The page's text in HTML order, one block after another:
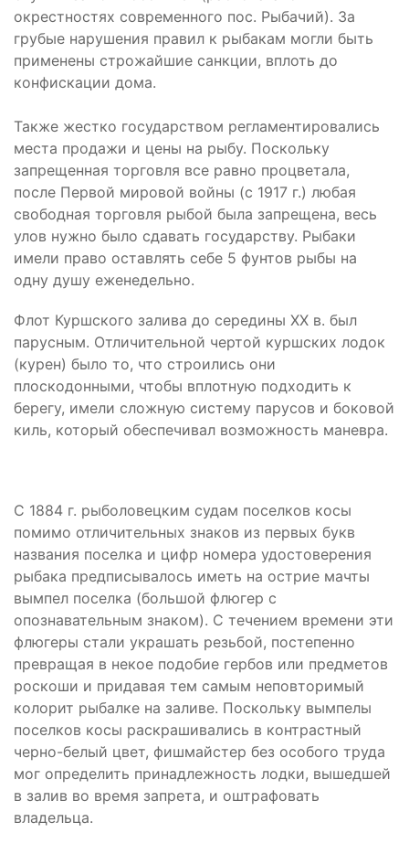
окрестностях современного пос. Рыбачий). За
грубые нарушения правил к рыбакам могли быть
применены строжайшие санкции, вплоть до
конфискации дома.
Также жестко государством регламентировались
места продажи и цены на рыбу. Поскольку
запрещенная торговля все равно процветала,
после Первой мировой войны (с 1917 г.) любая
свободная торговля рыбой была запрещена, весь
улов нужно было сдавать государству. Рыбаки
имели право оставлять себе 5 фунтов рыбы на
одну душу еженедельно.
Флот Куршского залива до середины XX в. был
парусным. Отличительной чертой куршских лодок
(курен) было то, что строились они
плоскодонными, чтобы вплотную подходить к
берегу, имели сложную систему парусов и боковой
киль, который обеспечивал возможность маневра.
С 1884 г. рыболовецким судам поселков косы
помимо отличительных знаков из первых букв
названия поселка и цифр номера удостоверения
рыбака предписывалось иметь на острие мачты
вымпел поселка (большой флюгер с
опознавательным знаком). С течением времени эти
флюгеры стали украшать резьбой, постепенно
превращая в некое подобие гербов или предметов
роскоши и придавая тем самым неповторимый
колорит рыбалке на заливе. Поскольку вымпелы
поселков косы раскрашивались в контрастный
черно-белый цвет, фишмайстер без особого труда
мог определить принадлежность лодки, вышедшей
в залив во время запрета, и оштрафовать
владельца.